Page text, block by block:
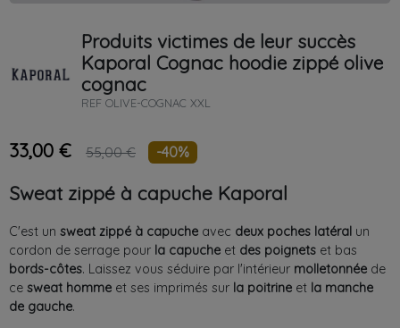
Produits victimes de leur succès
Kaporal Cognac hoodie zippé olive
cognac
REF OLIVE-COGNAC XXL
33,00 € 55,00 € -40%
Sweat zippé à capuche Kaporal
C'est un sweat zippé à capuche avec deux poches latéral un
cordon de serrage pour la capuche et des poignets et bas
bords-côtes. Laissez vous séduire par l'intérieur molletonnée de
ce sweat homme et ses imprimés sur la poitrine et la manche
de gauche.